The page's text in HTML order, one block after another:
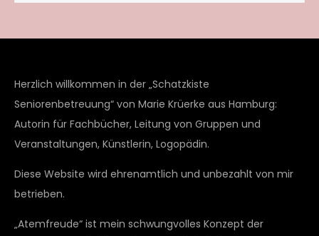
Herzlich willkommen in der „Schatzkiste
Seniorenbetreuung“ von Marie Krüerke aus Hamburg:
Autorin für Fachbücher, Leitung von Gruppen und
Veranstaltungen, Künstlerin, Logopädin.
Diese Website wird ehrenamtlich und unbezahlt von mir
betrieben.
„Atemfreude“ ist mein schwungvolles Konzept der